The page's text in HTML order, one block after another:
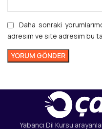
Daha sonraki
adresim ve site adresim bu
Yabancı Dil Kursu